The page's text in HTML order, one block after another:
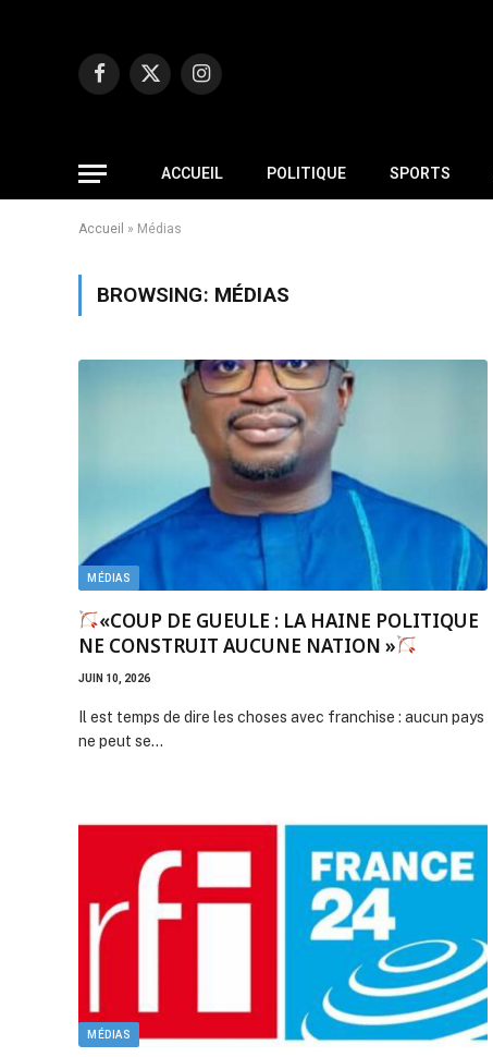
Facebook
X
Instagram
ACCUEIL POLITIQUE SPORTS
Accueil » Médias
BROWSING: MÉDIAS
MÉDIAS
«COUP DE GUEULE : LA HAINE POLITIQUE
NE CONSTRUIT AUCUNE NATION »
JUIN 10, 2026
Il est temps de dire les choses avec franchise : aucun pays
ne peut se…
MÉDIAS